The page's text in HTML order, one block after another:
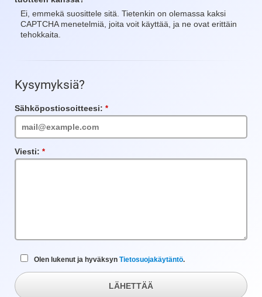
Ei, emmekä suosittele sitä. Tietenkin on olemassa kaksi
CAPTCHA menetelmiä, joita voit käyttää, ja ne ovat erittäin
tehokkaita.
Kysymyksiä?
Sähköpostiosoitteesi:
kenttä
Viesti:
kenttä
Olen lukenut ja hyväksyn Tietosuojakäytäntö.
LÄHETTÄÄ